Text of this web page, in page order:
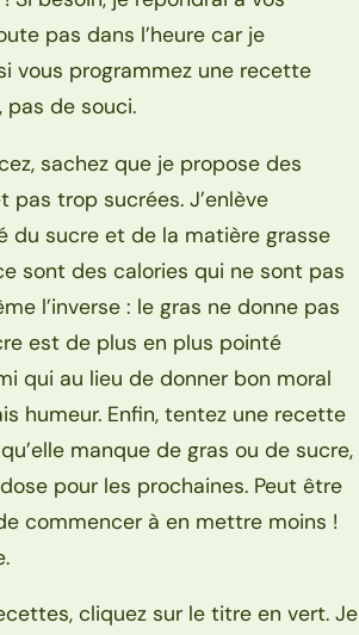
pas dans l’heure car je
vous programmez une recette
pas de souci.
sachez que je propose des
pas trop sucrées. J’enlève
du sucre et de la matière grasse
sont des calories qui ne sont pas
l’inverse : le gras ne donne pas
est de plus en plus pointé
qui au lieu de donner bon moral
humeur. Enfin, tentez une recette
manque de gras ou de sucre,
pour les prochaines. Peut être
commencer à en mettre moins !
cliquez sur le titre en vert. Je